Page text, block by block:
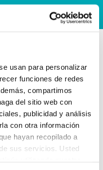
usan para personalizar
funciones de redes
compartimos
del sitio web con
publicidad y análisis
con otra información
hayan recopilado a
sus servicios. Usted